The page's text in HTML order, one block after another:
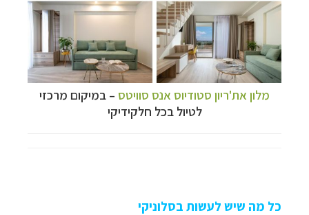
מלון את'ריון סטודיוס אנס סוויטס – במיקום מרכזי
לטיול בכל חלקידיקי
כל מה שיש לעשות בסלוניקי